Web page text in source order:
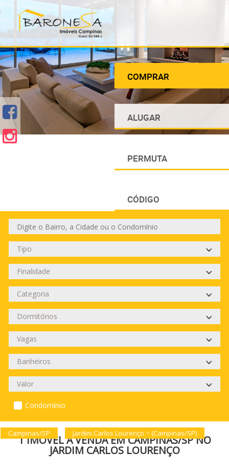
COMPRAR
ALUGAR
PERMUTA
CÓDIGO
Condomínio
Campinas/SP Jardim Carlos Lourenço ~ (Campinas/SP)
1 IMÓVEL À VENDA EM CAMPINAS/SP NO
JARDIM CARLOS LOURENÇO